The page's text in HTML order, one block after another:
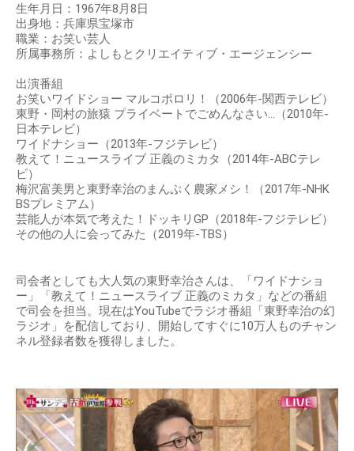
生年月日：1967年8月8日
出身地：兵庫県宝塚市
職業：お笑い芸人
所属事務所：よしもとクリエイティブ・エージェンシー
出演番組
お笑いワイドショー マルコポロリ！（2006年-関西テレビ）
東野・岡村の旅猿 プライベートでごめんなさい…（2010年-
日本テレビ）
ワイドナショー（2013年-フジテレビ）
教えて！ニュースライブ 正義のミカタ（2014年-ABCテレ
ビ）
梅沢富美男と東野幸治のまんぷく農家メシ！（2017年-NHK
BSプレミアム）
芸能人が本気で考えた！ドッキリGP（2018年-フジテレビ）
その他の人に会ってみた（2019年-TBS）
司会者としても大人気の東野幸治さんは、「ワイドナショ
ー」「教えて！ニュースライブ 正義のミカタ」などの番組
で司会を担当。現在はYouTubeでラジオ番組「東野幸治の幻
ラジオ」を配信しており、開始してすぐに10万人ものチャン
ネル登録者数を獲得しました。